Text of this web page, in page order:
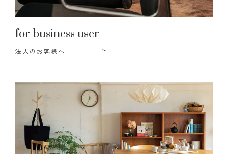
for business user
法人のお客様へ